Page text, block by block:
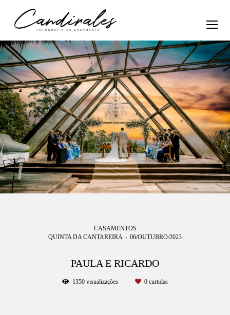
CASAMENTOS
QUINTA DA CANTAREIRA
06/OUTUBRO/2023
PAULA E RICARDO
1350 visualizações 0 curtidas